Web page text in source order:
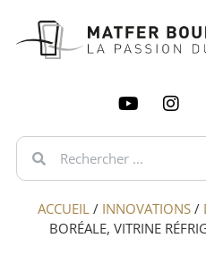
ACCUEIL/ INNOVATIONS/
BORÉALE, VITRINE